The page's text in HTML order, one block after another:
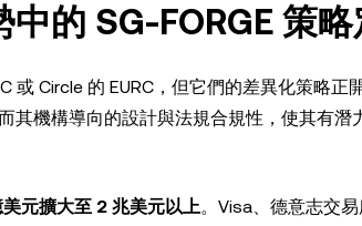
的 SG-FORGE 策
或 Circle 的 EURC，但它們的差異化策略正
其機構導向的設計與法規合規性，使其有潛
元擴大至 2 兆美元以上。Visa、德意志交